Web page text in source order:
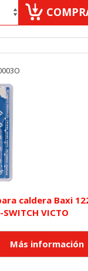
caldera Baxi
VICTO